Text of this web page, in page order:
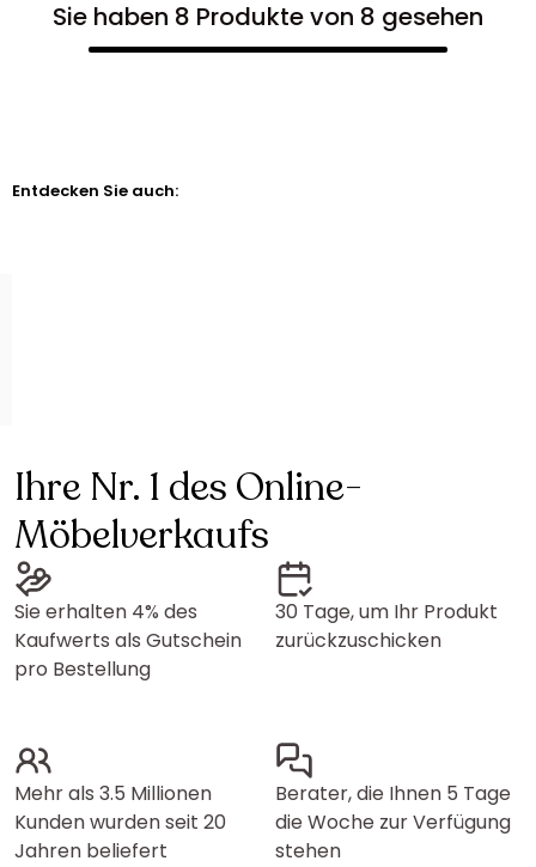
Sie haben 8 Produkte von 8 gesehen
Entdecken Sie auch:
Ihre Nr. 1 des Online-
Möbelverkaufs
Sie erhalten 4% des
Kaufwerts als Gutschein
pro Bestellung
30 Tage, um Ihr Produkt
zurückzuschicken
Mehr als 3.5 Millionen
Kunden wurden seit 20
Jahren beliefert
Berater, die Ihnen 5 Tage
die Woche zur Verfügung
stehen